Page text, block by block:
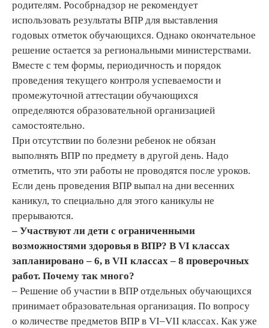
родителям. Рособрнадзор не рекомендует
использовать результаты ВПР для выставления
годовых отметок обучающихся. Однако окончательное
решение остается за региональными министерствами.
Вместе с тем формы, периодичность и порядок
проведения текущего контроля успеваемости и
промежуточной аттестации обучающихся
определяются образовательной организацией
самостоятельно.
При отсутствии по болезни ребенок не обязан
выполнять ВПР по предмету в другой день. Надо
отметить, что эти работы не проводятся после уроков.
Если день проведения ВПР выпал на дни весенних
каникул, то специально для этого каникулы не
прерываются.
– Участвуют ли дети с ограниченными
возможностями здоровья в ВПР? В VI классах
запланировано – 6, в VII классах – 8 проверочных
работ. Почему так много?
– Решение об участии в ВПР отдельных обучающихся
принимает образовательная организация. По вопросу
о количестве предметов ВПР в VI–VII классах. Как уже